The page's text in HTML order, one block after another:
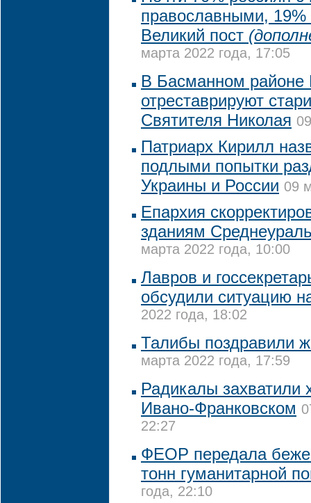
православными,
Великий пост
марта 2022 года, 17:05
В Басманном районе
отреставрируют
Святителя Николая
Патриарх Кирилл
подлыми попытки
Украины и России 09
Епархия
зданиям
марта 2022 года, 10:00
Лавров и
обсудили ситуацию
2022 года, 18:02
Талибы поздравили
марта 2022 года, 17:59
Радикалы
Ивано-Франковском
22:27
ФЕОР передала
тонн гуманитарной
года, 22:10